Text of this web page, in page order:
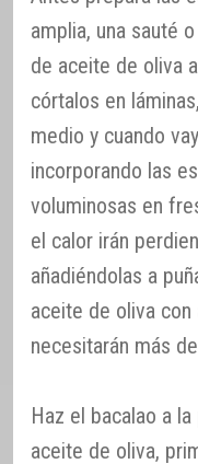
amplia, una sauté
de aceite de oliva
córtalos en
medio y cuando
incorporando las
voluminosas en
el calor irán
añadiéndolas a
aceite de oliva
necesitarán más
Haz el bacalao a
aceite de oliva,